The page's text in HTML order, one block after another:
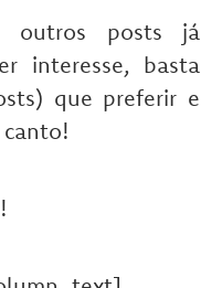
outros posts já
interesse, basta
que preferir e